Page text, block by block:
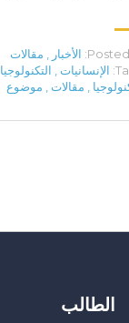
Posted الأخبار , مقالات
الإنسانيات, التكنولوجيا
, مقالات, موضوع
الطالب